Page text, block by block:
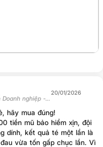
nghiệp -
20/01/2026
hãy mua đúng!
tiền mũ bảo hiểm xịn, đội
dính, kết quả té một lần là
vừa tốn gấp chục lần. Vì